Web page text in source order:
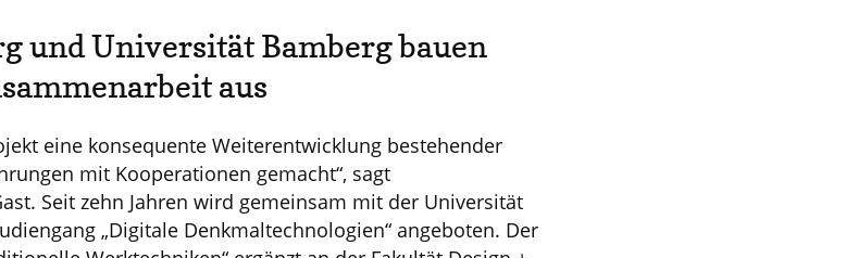
und Universität Bamberg bauen
aus
eine konsequente Weiterentwicklung bestehender
mit Kooperationen gemacht“, sagt
Seit zehn Jahren wird gemeinsam mit der Universität
„Digitale Denkmaltechnologien“ angeboten. Der